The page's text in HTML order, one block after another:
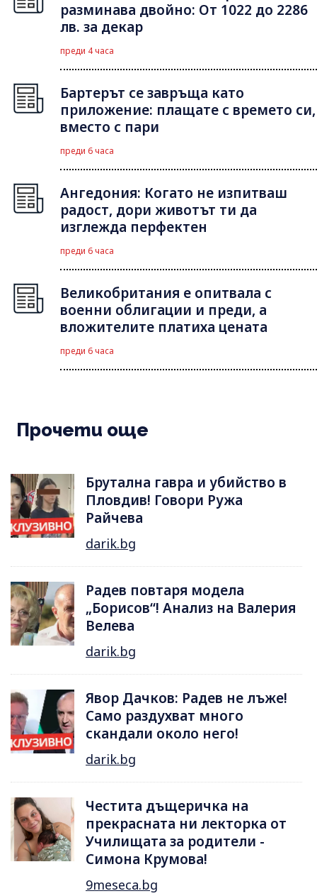
разминава двойно: От 1022 до 2286
лв. за декар
преди 4 часа
Бартерът се завръща като
приложение: плащате с времето си,
вместо с пари
преди 6 часа
Ангедония: Когато не изпитваш
радост, дори животът ти да
изглежда перфектен
преди 6 часа
Великобритания е опитвала с
военни облигации и преди, а
вложителите платиха цената
преди 6 часа
Прочети още
Брутална гавра и убийство в
Пловдив! Говори Ружа
Райчева
darik.bg
Радев повтаря модела
„Борисов“! Анализ на Валерия
Велева
darik.bg
Явор Дачков: Радев не лъже!
Само раздухват много
скандали около него!
darik.bg
Честита дъщеричка на
прекрасната ни лекторка от
Училищата за родители -
Симона Крумова!
9meseca.bg